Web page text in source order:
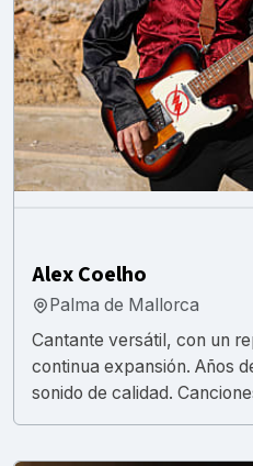
Alex Coelho
Palma de Mallorca
Cantante versátil, con un
continua expansión. Años
sonido de calidad.